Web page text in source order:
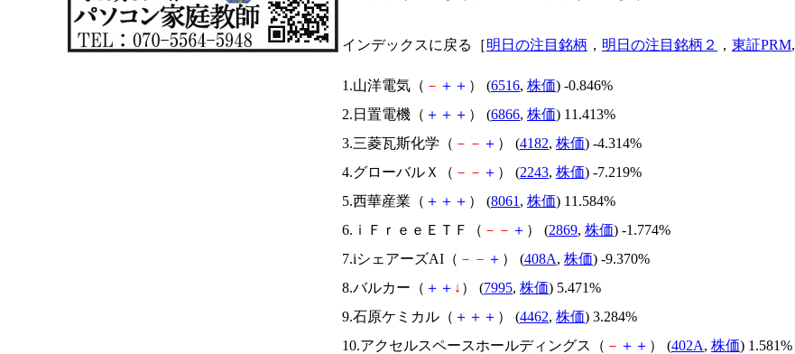
インデックスに戻る［明日の注目銘柄 ， 明日の注目銘柄２ ， 東証PRM,
1.山洋電気（ － ＋ ＋ ） (6516, 株価) -0.846%
2.日置電機（ ＋ ＋ ＋ ） (6866, 株価) 11.413%
3.三菱瓦斯化学（ － － ＋ ） (4182, 株価) -4.314%
4.グローバルＸ（ － － ＋ ） (2243, 株価) -7.219%
5.西華産業（ ＋ ＋ ＋ ） (8061 , 株価) 11.584%
6.ｉＦｒｅｅＥＴＦ（ － － ＋ ） (2869, 株価) -1.774%
7.iシェアーズAI（ － － ＋ ） (408A, 株価) -9.370%
8.バルカー（ ＋ ＋ ↓ ） (7995, 株価) 5.471%
9.石原ケミカル（ ＋ ＋ ＋ ） (4462, 株価) 3.284%
10.アクセルスペースホールディングス（ － ＋ ＋ ） (402A, 株価) 1.581%